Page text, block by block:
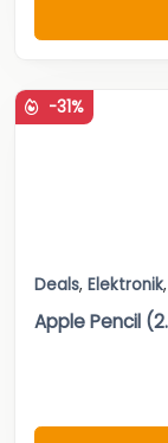
-31%
Deals, Elektronik,
Apple Pencil